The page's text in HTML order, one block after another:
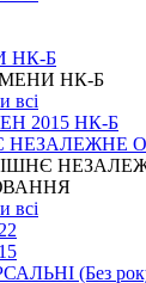
НК-Б
НК-Б
всі
2015 НК-Б
НЕЗАЛЕЖНЕ
всі
(Без